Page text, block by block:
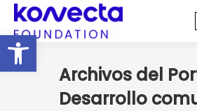
Abrir barra de
Archivos del
Desarrollo